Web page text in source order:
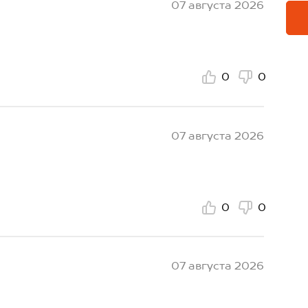
07 августа 2026
0 0
07 августа 2026
0 0
07 августа 2026